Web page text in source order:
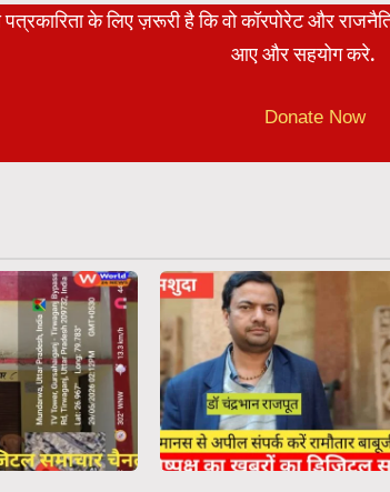
के लिए ज़रूरी है कि वो कॉरपोरेट और
आए और सहयोग करे.
Donate Now